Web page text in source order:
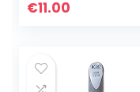
€11.00